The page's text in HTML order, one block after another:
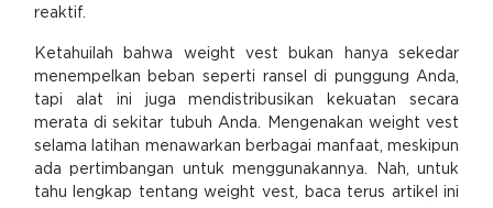
reaktif.
Ketahuilah bahwa weight vest bukan hanya sekedar
menempelkan beban seperti ransel di punggung Anda,
tapi alat ini juga mendistribusikan kekuatan secara
merata di sekitar tubuh Anda. Mengenakan weight vest
selama latihan menawarkan berbagai manfaat, meskipun
ada pertimbangan untuk menggunakannya. Nah, untuk
tahu lengkap tentang weight vest, baca terus artikel ini